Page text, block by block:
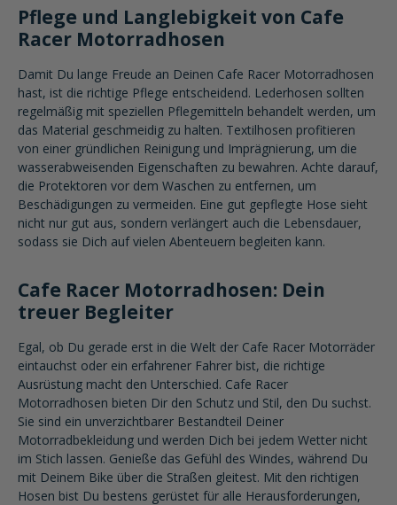
Pflege und Langlebigkeit von Cafe
Racer Motorradhosen
Damit Du lange Freude an Deinen Cafe Racer Motorradhosen
hast, ist die richtige Pflege entscheidend. Lederhosen sollten
regelmäßig mit speziellen Pflegemitteln behandelt werden, um
das Material geschmeidig zu halten. Textilhosen profitieren
von einer gründlichen Reinigung und Imprägnierung, um die
wasserabweisenden Eigenschaften zu bewahren. Achte darauf,
die Protektoren vor dem Waschen zu entfernen, um
Beschädigungen zu vermeiden. Eine gut gepflegte Hose sieht
nicht nur gut aus, sondern verlängert auch die Lebensdauer,
sodass sie Dich auf vielen Abenteuern begleiten kann.
Cafe Racer Motorradhosen: Dein
treuer Begleiter
Egal, ob Du gerade erst in die Welt der Cafe Racer Motorräder
eintauchst oder ein erfahrener Fahrer bist, die richtige
Ausrüstung macht den Unterschied. Cafe Racer
Motorradhosen bieten Dir den Schutz und Stil, den Du suchst.
Sie sind ein unverzichtbarer Bestandteil Deiner
Motorradbekleidung und werden Dich bei jedem Wetter nicht
im Stich lassen. Genieße das Gefühl des Windes, während Du
mit Deinem Bike über die Straßen gleitest. Mit den richtigen
Hosen bist Du bestens gerüstet für alle Herausforderungen,